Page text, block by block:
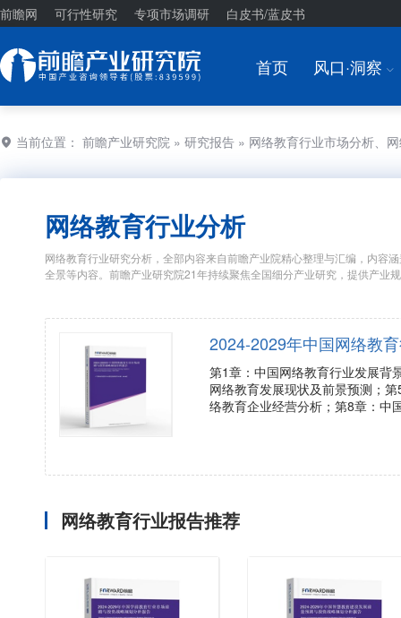
前瞻网 可行性研究 专项市场调研 白皮书/蓝皮书
首页 风口·洞察 I
当前位置： 前瞻产业研究院 » 研究报告 » 网络教育行业市场分析、
网络教育行业分析
网络教育行业研究分析，全部内容来自前瞻产业院精心整理与汇编，内容
全景等内容。前瞻产业研究院21年持续聚焦全国细分产业研究，提供产业
2024-2029年中国网络教
第1章：中国网络教育行业发展背
网络教育发展现状及前景预测；
络教育企业经营分析；第8章：中
网络教育行业报告推荐